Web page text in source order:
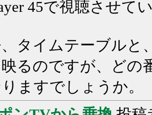
45で視聴させて
タイムテーブルと
るのですが、どの
ますでしょうか。